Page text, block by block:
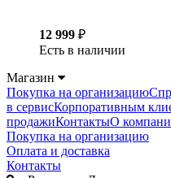
12 999 ₽
Есть в наличии
Магазин
Покупка на организацию
в сервисКорпоративным
продажиКонтактыО
Покупка на организацию
Оплата и доставка
Контакты